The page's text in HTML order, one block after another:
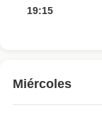
19:15
Miércoles